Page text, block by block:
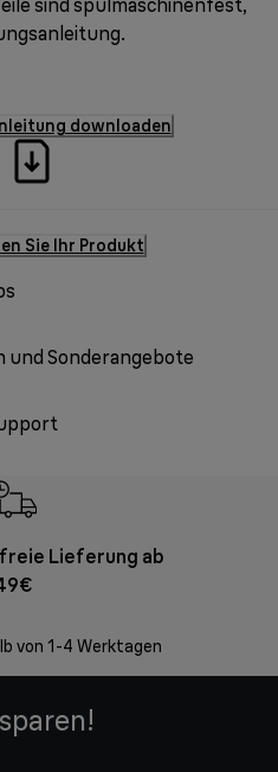
downloaden
Sie Ihr Produkt
und Sonderangebote
Lieferung ab
von 1-4 Werktagen